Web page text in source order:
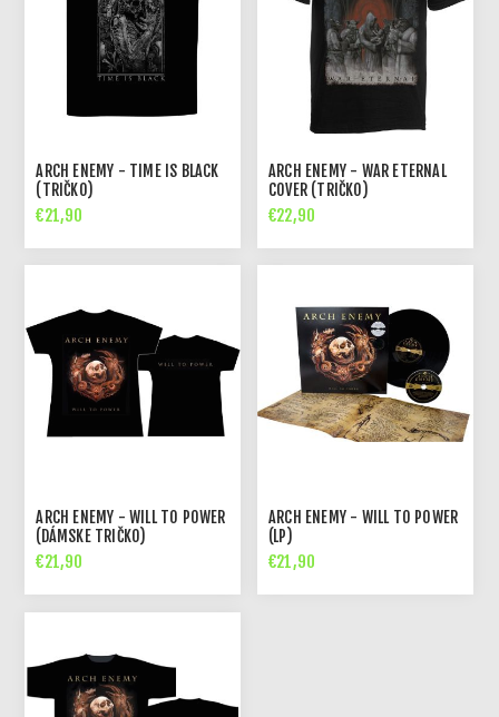
ARCH ENEMY - TIME IS BLACK
(TRIČKO)
€21,90
ARCH ENEMY - WAR ETERNAL
COVER (TRIČKO)
€22,90
ARCH ENEMY - WILL TO POWER
(DÁMSKE TRIČKO)
€21,90
ARCH ENEMY - WILL TO POWER
(LP)
€21,90